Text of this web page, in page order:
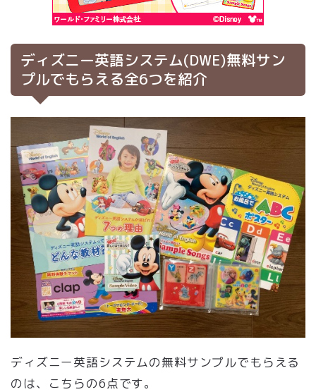
ディズニー英語システム(DWE)無料サン
プルでもらえる全6つを紹介
ディズニー英語システムの無料サンプルでもらえる
のは、こちらの6点です。